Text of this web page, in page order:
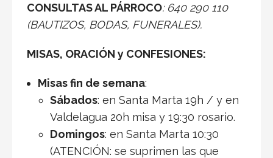
CONSULTAS AL PÁRROCO: 640 290 110
(BAUTIZOS, BODAS, FUNERALES).
MISAS, ORACIÓN y CONFESIONES:
Misas fin de semana:
Sábados: en Santa Marta 19h / y en
Valdelagua 20h misa y 19:30 rosario.
Domingos: en Santa Marta 10:30
(ATENCIÓN: se suprimen las que